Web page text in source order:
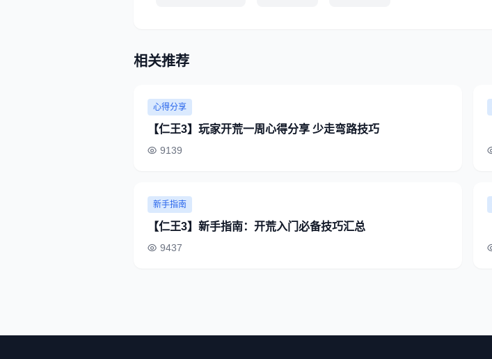
相关推荐
心得分享
【仁王3】玩家开荒一周心得分享 少走弯路技巧
9139
新手指南
【仁王3】新手指南：开荒入门必备技巧汇总
9437